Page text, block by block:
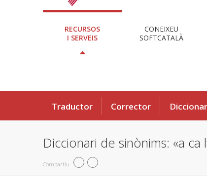
RECURSOS
I SERVEIS
CONEIXEU
SOFTCATALÀ
Traductor Corrector
Diccionari de sinònims: «a ca
Compartiu